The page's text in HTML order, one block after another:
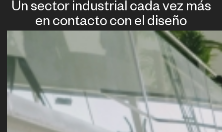
Un sector industrial cada vez más
en contacto con el diseño